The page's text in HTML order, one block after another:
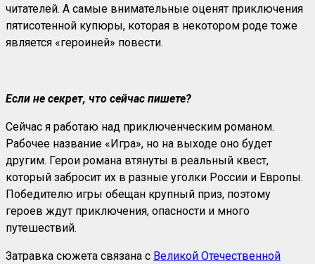
читателей. А самые внимательные оценят приключения
пятисотенной купюры, которая в некотором роде тоже
является «героиней» повести.
Если не секрет, что сейчас пишете?
Сейчас я работаю над приключенческим романом.
Рабочее название «Игра», но на выходе оно будет
другим. Герои романа втянуты в реальный квест,
который забросит их в разные уголки России и Европы.
Победителю игры обещан крупный приз, поэтому
героев ждут приключения, опасности и много
путешествий.
Затравка сюжета связана с Великой Отечественной